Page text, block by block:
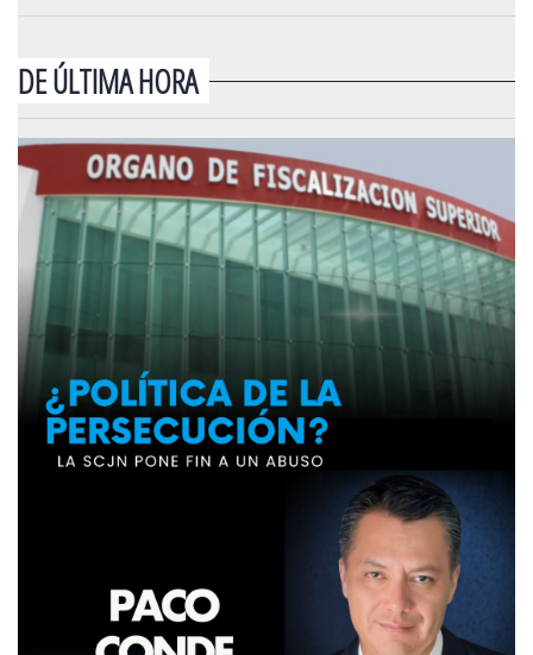
DE ÚLTIMA HORA